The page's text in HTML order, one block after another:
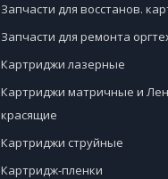
Запчасти для восстанов.
Запчасти для ремонта
Картриджи лазерные
Картриджи матричные и
красящие
Картриджи струйные
Картридж-пленки